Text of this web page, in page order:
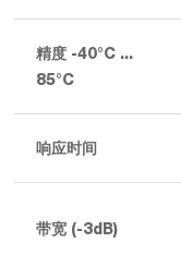
精度 -40°C ...
85°C
响应时间
带宽 (-3dB)